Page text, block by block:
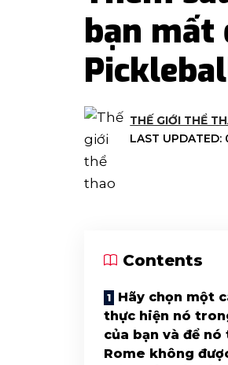
bạn mất
LAST UPDATED:
THẾ GIỚI THỂ
Contents
Hãy chọn một
thực hiện nó
của bạn và để
Rome không